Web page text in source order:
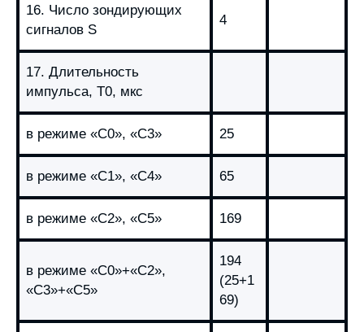
16. Число зондирующих
сигналов S
4
17. Длительность
импульса, T0, мкс
в режиме «С0», «С3» 25
в режиме «С1», «С4» 65
в режиме «С2», «С5» 169
в режиме «С0»+«С2»,
«С3»+«С5»
194
(25+1
69)